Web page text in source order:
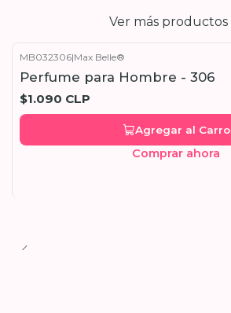
Ver más productos
MB032306|Max Belle®
Perfume para Hombre - 306
$1.090 CLP
Agregar al Carro
Comprar ahora